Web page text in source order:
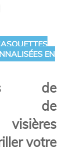
EN
de
de
votre